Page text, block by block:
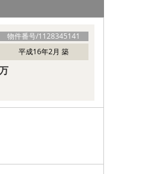
物件番号/1128345141
平成16年2月 築